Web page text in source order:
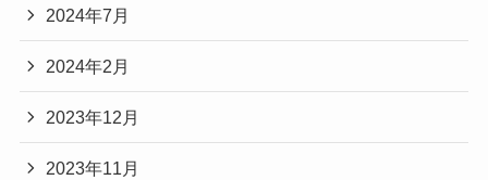
2024年7月
2024年2月
2023年12月
2023年11月